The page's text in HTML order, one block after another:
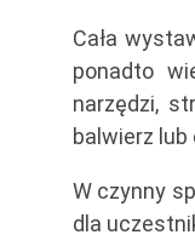
Cała
ponadto
narzędzi,
balwierz lub
W czynny
dla